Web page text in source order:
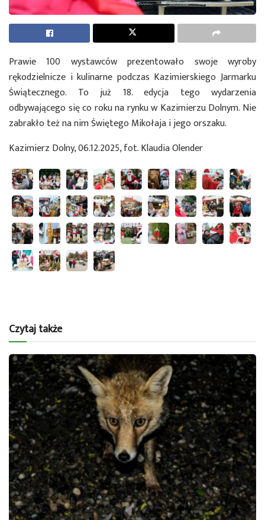
Prawie 100 wystawców prezentowało swoje wyroby
rękodzielnicze i kulinarne podczas Kazimierskiego Jarmarku
Świątecznego. To już 18. edycja tego wydarzenia
odbywającego się co roku na rynku w Kazimierzu Dolnym. Nie
zabrakło też na nim Świętego Mikołaja i jego orszaku.
Kazimierz Dolny, 06.12.2025, fot. Klaudia Olender
Czytaj także